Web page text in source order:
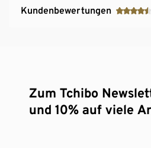
Kundenbewertungen
Zum Tchibo
und 10% auf viele